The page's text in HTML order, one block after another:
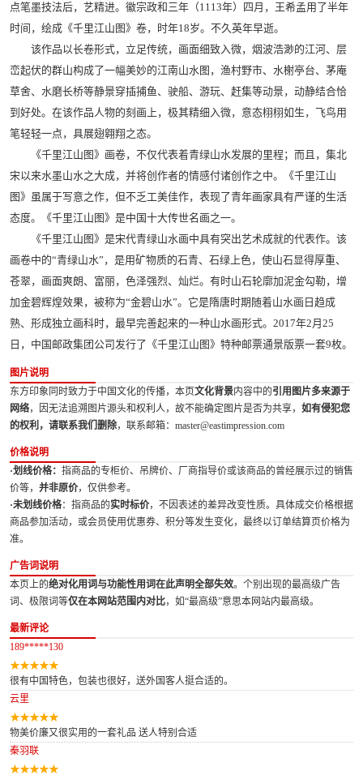
点笔墨技法后，艺精进。徽宗政和三年（1113年）四月，王希孟用了半年
时间，绘成《千里江山图》卷，时年18岁。不久英年早逝。
该作品以长卷形式，立足传统，画面细致入微，烟波浩渺的江河、层
峦起伏的群山构成了一幅美妙的江南山水图，渔村野市、水榭亭台、茅庵
草舍、水磨长桥等静景穿插捕鱼、驶船、游玩、赶集等动景，动静结合恰
到好处。在该作品人物的刻画上，极其精细入微，意态栩栩如生，飞鸟用
笔轻轻一点，具展翅翱翔之态。
《千里江山图》画卷，不仅代表着青绿山水发展的里程；而且，集北
宋以来水墨山水之大成，并将创作者的情感付诸创作之中。《千里江山
图》虽属于写意之作，但不乏工美佳作，表现了青年画家具有严谨的生活
态度。《千里江山图》是中国十大传世名画之一。
《千里江山图》是宋代青绿山水画中具有突出艺术成就的代表作。该
画卷中的“青绿山水”，是用矿物质的石青、石绿上色，使山石显得厚重、
苍翠，画面爽朗、富丽，色泽强烈、灿烂。有时山石轮廓加泥金勾勒，增
加金碧辉煌效果，被称为“金碧山水”。它是隋唐时期随着山水画日趋成
熟、形成独立画科时，最早完善起来的一种山水画形式。2017年2月25
日，中国邮政集团公司发行了《千里江山图》特种邮票通景版票一套9枚。
图片说明
东方印象同时致力于中国文化的传播，本页文化背景内容中的引用图片多来源于
网络，因无法追溯图片源头和权利人，故不能确定图片是否为共享， 如有侵犯您
的权利，请联系我们删除，联系邮箱：master@eastimpression.com
价格说明
·划线价格： 指商品的专柜价、吊牌价、厂商指导价或该商品的曾经展示过的销售
价等， 并非原价，仅供参考。
·未划线价格：指商品的实时标价，不因表述的差异改变性质。具体成交价格根据
商品参加活动，或会员使用优惠券、积分等发生变化，最终以订单结算页价格为
准。
广告词说明
本页上的绝对化用词与功能性用词在此声明全部失效。个别出现的最高级广告
词、极限词等仅在本网站范围内对比，如“最高级”意思本网站内最高级。
最新评论
189*****130
很有中国特色，包装也很好，送外国客人挺合适的。
云里
物美价廉又很实用的一套礼品 送人特别合适
秦羽联